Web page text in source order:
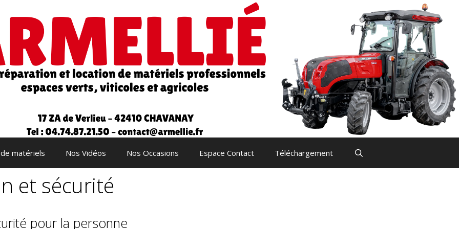
matériels Nos Vidéos Nos Occasions Espace Contact Téléchargement
et sécurité
pour la personne